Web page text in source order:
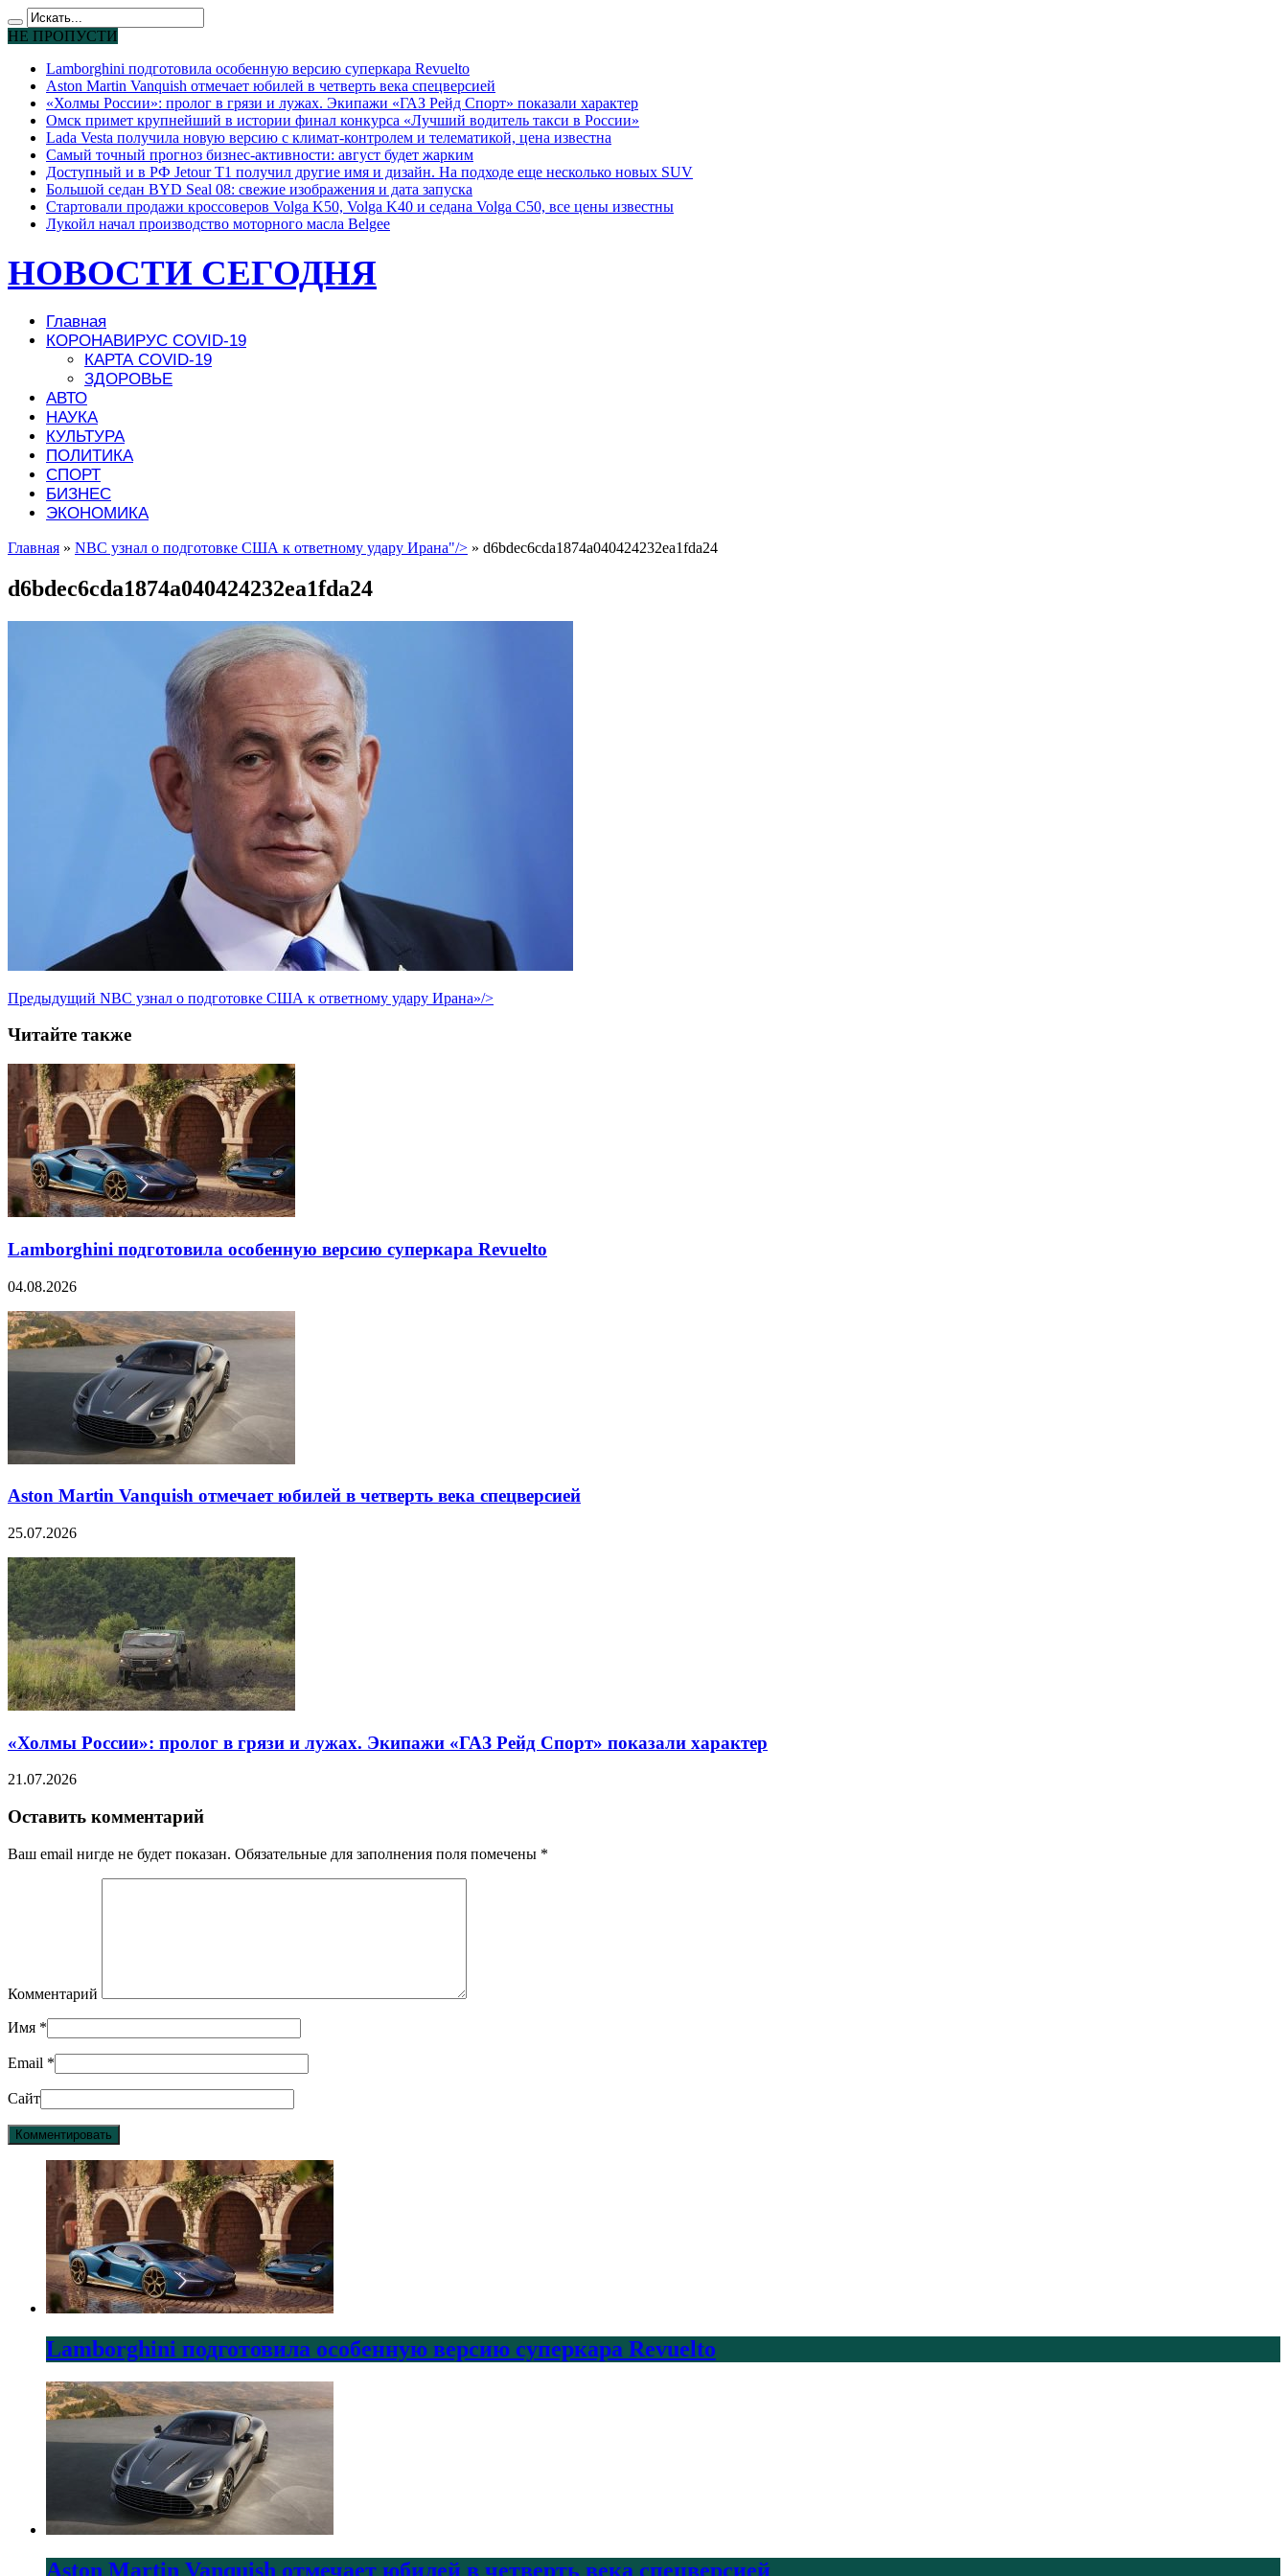
НЕ ПРОПУСТИ
Lamborghini подготовила особенную версию суперкара Revuelto
Aston Martin Vanquish отмечает юбилей в четверть века спецверсией
«Холмы России»: пролог в грязи и лужах. Экипажи «ГАЗ Рейд Спорт» показали характер
Омск примет крупнейший в истории финал конкурса «Лучший водитель такси в России»
Lada Vesta получила новую версию с климат-контролем и телематикой, цена известна
Самый точный прогноз бизнес-активности: август будет жарким
Доступный и в РФ Jetour T1 получил другие имя и дизайн. На подходе еще несколько новых SUV
Большой седан BYD Seal 08: свежие изображения и дата запуска
Стартовали продажи кроссоверов Volga K50, Volga K40 и седана Volga C50, все цены известны
Лукойл начал производство моторного масла Belgee
НОВОСТИ СЕГОДНЯ
Главная
КОРОНАВИРУС COVID-19
КАРТА COVID-19
ЗДОРОВЬЕ
АВТО
НАУКА
КУЛЬТУРА
ПОЛИТИКА
СПОРТ
БИЗНЕС
ЭКОНОМИКА
Главная » NBC узнал о подготовке США к ответному удару Ирана"/> » d6bdec6cda1874a040424232ea1fda24
d6bdec6cda1874a040424232ea1fda24
Предыдущий NBC узнал о подготовке США к ответному удару Ирана»/>
Читайте также
Lamborghini подготовила особенную версию суперкара Revuelto
04.08.2026
Aston Martin Vanquish отмечает юбилей в четверть века спецверсией
25.07.2026
«Холмы России»: пролог в грязи и лужах. Экипажи «ГАЗ Рейд Спорт» показали характер
21.07.2026
Оставить комментарий
Ваш email нигде не будет показан. Обязательные для заполнения поля помечены *
Комментарий
Имя *
Email *
Сайт
Lamborghini подготовила особенную версию суперкара Revuelto
Aston Martin Vanquish отмечает юбилей в четверть века спецверсией